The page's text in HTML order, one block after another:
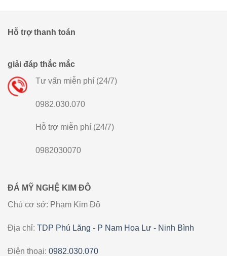
Hỗ trợ thanh toán
giải đáp thắc mắc
Tư vấn miễn phí (24/7)
0982.030.070
Hỗ trợ miễn phí (24/7)
0982030070
ĐÁ MỸ NGHỆ KIM ĐÔ
Chủ cơ sở: Phạm Kim Đô
Địa chỉ: TDP Phú Lăng - P Nam Hoa Lư - Ninh Bình
Điện thoại: 0982.030.070